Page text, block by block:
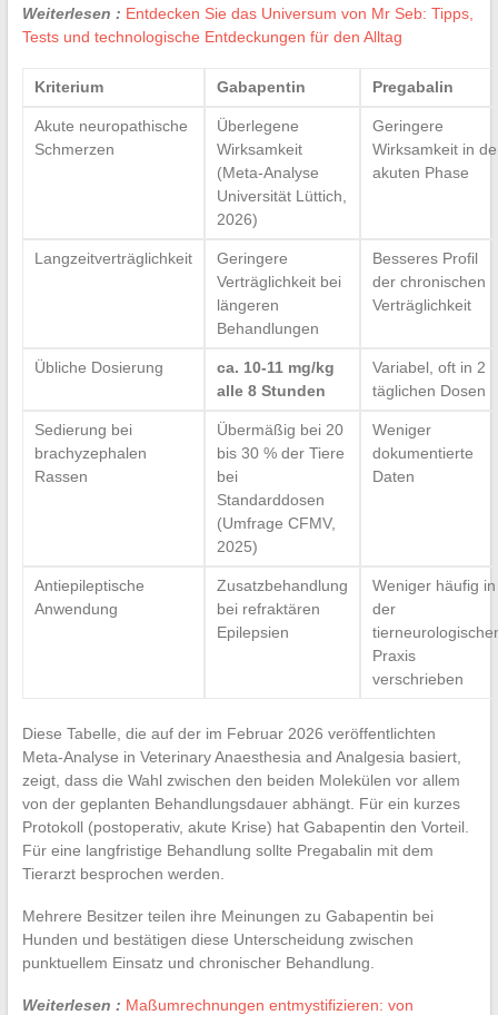
Weiterlesen : Entdecken Sie das Universum von Mr Seb: Tipps,
Tests und technologische Entdeckungen für den Alltag
Kriterium Gabapentin Pregabalin
Akute neuropathische
Schmerzen
Überlegene
Wirksamkeit
(Meta-Analyse
Universität Lüttich,
2026)
Geringere
Wirksamkeit in
akuten Phase
Langzeitverträglichkeit
Geringere
Verträglichkeit bei
längeren
Behandlungen
Besseres Profil
der chronischen
Verträglichkeit
Übliche Dosierung
ca. 10-11 mg/kg
alle 8 Stunden
Variabel, oft in 2
täglichen Dosen
Sedierung bei
brachyzephalen
Rassen
Übermäßig bei 20
bis 30 % der Tiere
bei
Standarddosen
(Umfrage CFMV,
2025)
Weniger
dokumentierte
Daten
Antiepileptische
Anwendung
Zusatzbehandlung
bei refraktären
Epilepsien
Weniger häufig in
der
Praxis
verschrieben
Diese Tabelle, die auf der im Februar 2026 veröffentlichten
Meta-Analyse in Veterinary Anaesthesia and Analgesia basiert,
zeigt, dass die Wahl zwischen den beiden Molekülen vor allem
von der geplanten Behandlungsdauer abhängt. Für ein kurzes
Protokoll (postoperativ, akute Krise) hat Gabapentin den Vorteil.
Für eine langfristige Behandlung sollte Pregabalin mit dem
Tierarzt besprochen werden.
Mehrere Besitzer teilen ihre Meinungen zu Gabapentin bei
Hunden und bestätigen diese Unterscheidung zwischen
punktuellem Einsatz und chronischer Behandlung.
Weiterlesen : Maßumrechnungen entmystifizieren: von